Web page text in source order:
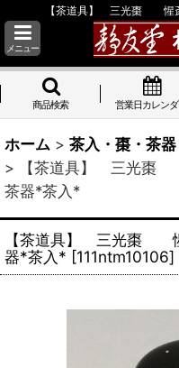
【茶道具】 三光棗
メニュー
商品検索 営業日カレン
ホーム > 茶入・棗・茶器
>
【茶道具】 三光
茶器*茶入*
【茶道具】 三光
器*茶入* [111ntm10106]